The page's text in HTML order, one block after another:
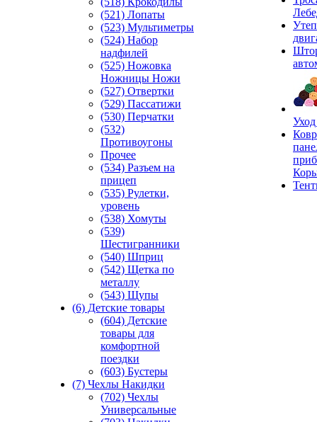
(521) Лопаты
(523) Мультиметры
(524) Набор
надфилей
(525) Ножовка
Ножницы Ножи
(527) Отвертки
(529) Пассатижи
(530) Перчатки
(532)
Противоугоны
Прочее
(534) Разъем на
прицеп
(535) Рулетки,
уровень
(538) Хомуты
(539)
Шестигранники
(540) Шприц
(542) Щетка по
металлу
(543) Щупы
(6) Детские товары
(604) Детские
товары для
комфортной
поездки
(603) Бустеры
(7) Чехлы Накидки
(702) Чехлы
Универсальные
Уход